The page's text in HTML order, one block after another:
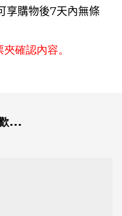
享購物後7天內無條
確認內容。
...